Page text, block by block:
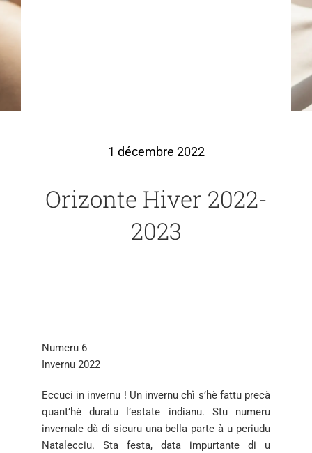
1 décembre 2022
Orizonte Hiver 2022-
2023
Numeru 6
Invernu 2022
Eccuci in invernu ! Un invernu chì s’hè fattu precà
quant’hè duratu l’estate indianu. Stu numeru
invernale dà di sicuru una bella parte à u periudu
Natalecciu. Sta festa, data impurtante di u